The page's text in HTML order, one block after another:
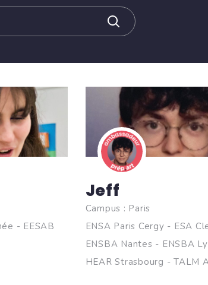
- EESAB
Jeff
Campus : Paris
ENSA Paris Cergy - ESA
ENSBA Nantes - ENSBA
HEAR Strasbourg - TALM